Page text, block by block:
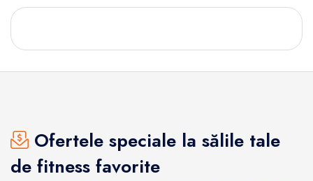
Ofertele speciale la sălile tale
de fitness favorite